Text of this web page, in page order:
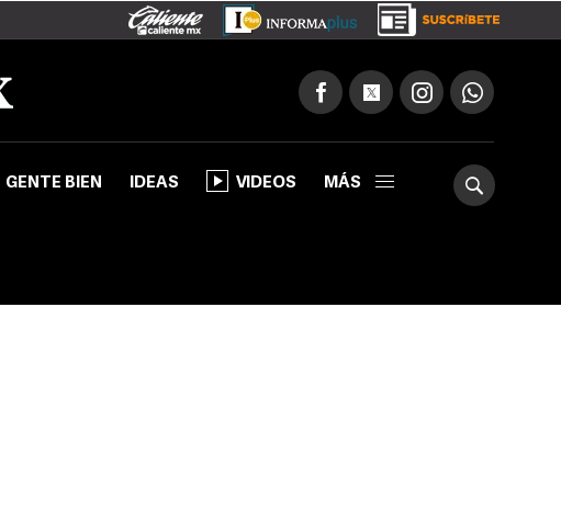
GENTE BIEN IDEAS VIDEOS MÁS